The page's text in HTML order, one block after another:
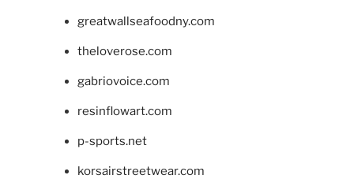
greatwallseafoodny.com
theloverose.com
gabriovoice.com
resinflowart.com
p-sports.net
korsairstreetwear.com